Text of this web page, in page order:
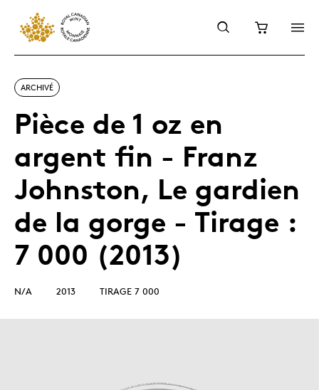
ARCHIVÉ
Pièce de 1 oz en
argent fin - Franz
Johnston, Le gardien
de la gorge - Tirage :
7 000 (2013)
N/A 2013 TIRAGE 7 000